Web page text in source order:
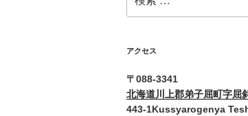
索:
アクセス
〒088-3341
北海道川上郡弟子屈町字屈
443-1Kussyarogenya